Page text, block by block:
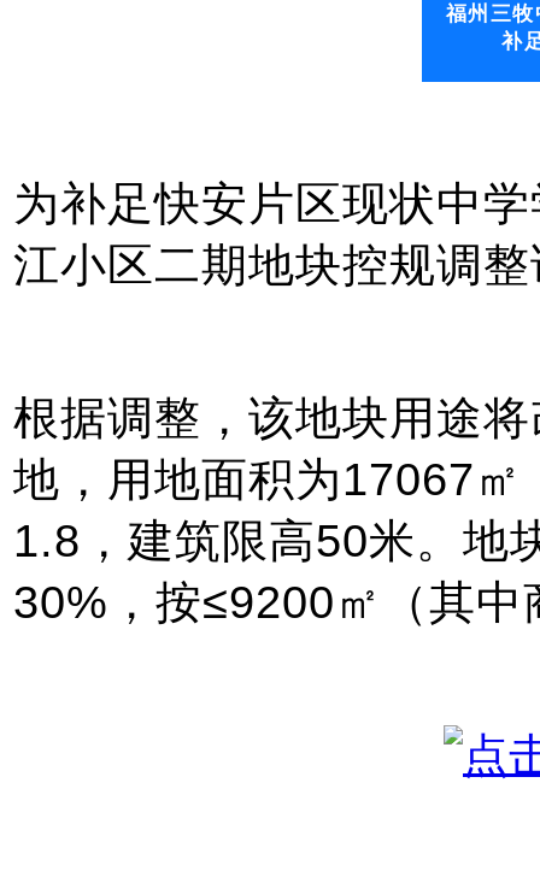
福州三
补
为补足快安片区现状中
江小区二期地块控规调
根据调整，该地块用途
地，用地面积为17067
1.8，建筑限高50米。地
30%，按≤9200㎡（其